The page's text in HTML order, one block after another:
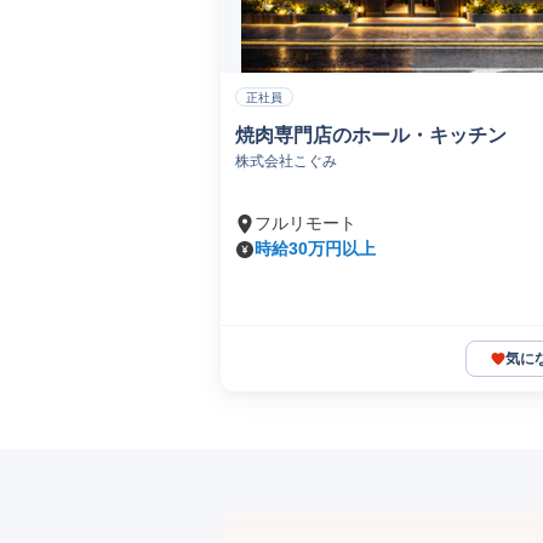
正社員
焼肉専門店のホール・キッチン
株式会社こぐみ
フルリモート
時給30万円以上
気に